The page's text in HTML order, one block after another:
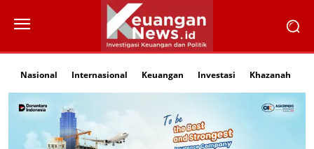
Nasional Internasional Keuangan Investasi Khazanah